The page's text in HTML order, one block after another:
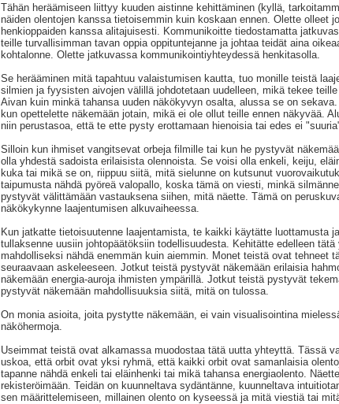
Tähän heräämiseen liittyy kuuden aistinne kehittäminen (kyllä,
näiden olentojen kanssa tietoisemmin kuin koskaan ennen. Olette olleet
henkioppaiden kanssa alitajuisesti. Kommunikoitte tiedostamatta
teille turvallisimman tavan oppia oppituntejanne ja johtaa teidät aina
kohtalonne. Olette jatkuvassa kommunikointiyhteydessä henkitasolla.
Se herääminen mitä tapahtuu valaistumisen kautta, tuo monille teistä
silmien ja fyysisten aivojen välillä johdotetaan uudelleen, mikä tekee
Aivan kuin minkä tahansa uuden näkökyvyn osalta, alussa se on
kun opettelette näkemään jotain, mikä ei ole ollut teille ennen näkyvää.
niin perustasoa, että te ette pysty erottamaan hienoisia tai edes ei
Silloin kun ihmiset vangitsevat orbeja filmille tai kun he pystyvät
olla yhdestä sadoista erilaisista olennoista. Se voisi olla enkeli, keiju,
kuka tai mikä se on, riippuu siitä, mitä sielunne on kutsunut
taipumusta nähdä pyöreä valopallo, koska tämä on viesti, minkä
pystyvät välittämään vastauksena siihen, mitä näette. Tämä on
näkökykynne laajentumisen alkuvaiheessa.
Kun jatkatte tietoisuutenne laajentamista, te kaikki käytätte luottamusta
tullaksenne uusiin johtopäätöksiin todellisuudesta. Kehitätte edelleen
mahdolliseksi nähdä enemmän kuin aiemmin. Monet teistä ovat tehneet
seuraavaan askeleeseen. Jotkut teistä pystyvät näkemään erilaisia
näkemään energia-auroja ihmisten ympärillä. Jotkut teistä pystyvät
pystyvät näkemään mahdollisuuksia siitä, mitä on tulossa.
On monia asioita, joita pystytte näkemään, ei vain visualisointina
näköhermoja.
Useimmat teistä ovat alkamassa muodostaa tätä uutta yhteyttä. Tässä
uskoa, että orbit ovat yksi ryhmä, että kaikki orbit ovat samanlaisia
tapanne nähdä enkeli tai eläinhenki tai mikä tahansa energiaolento.
rekisteröimään. Teidän on kuunneltava sydäntänne, kuunneltava
sen määrittelemiseen, millainen olento on kyseessä ja mitä viestiä tai